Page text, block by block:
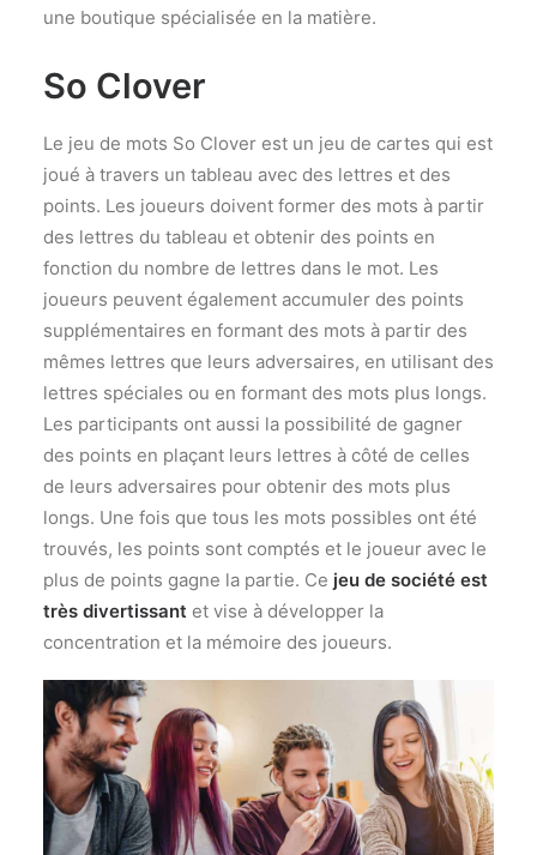
une boutique spécialisée en la matière.
So Clover
Le jeu de mots So Clover est un jeu de cartes qui est
joué à travers un tableau avec des lettres et des
points. Les joueurs doivent former des mots à partir
des lettres du tableau et obtenir des points en
fonction du nombre de lettres dans le mot. Les
joueurs peuvent également accumuler des points
supplémentaires en formant des mots à partir des
mêmes lettres que leurs adversaires, en utilisant des
lettres spéciales ou en formant des mots plus longs.
Les participants ont aussi la possibilité de gagner
des points en plaçant leurs lettres à côté de celles
de leurs adversaires pour obtenir des mots plus
longs. Une fois que tous les mots possibles ont été
trouvés, les points sont comptés et le joueur avec le
plus de points gagne la partie. Ce jeu de société est
très divertissant et vise à développer la
concentration et la mémoire des joueurs.